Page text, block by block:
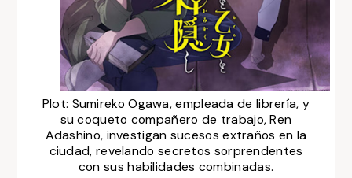
Plot: Sumireko Ogawa, empleada de librería, y
su coqueto compañero de trabajo, Ren
Adashino, investigan sucesos extraños en la
ciudad, revelando secretos sorprendentes
con sus habilidades combinadas.